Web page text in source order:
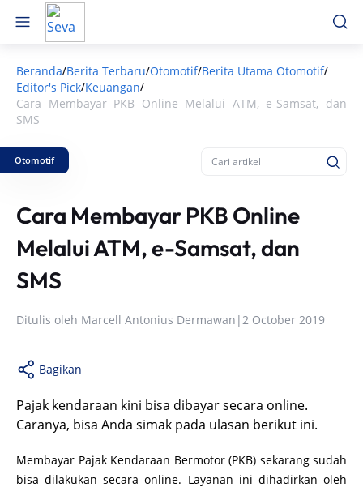
Beranda/Berita Terbaru/Otomotif/Berita Utama Otomotif/
Editor's Pick/Keuangan/
Cara Membayar PKB Online Melalui ATM, e-Samsat, dan
SMS
Otomotif
Cara Membayar PKB Online
Melalui ATM, e-Samsat, dan
SMS
Ditulis oleh Marcell Antonius Dermawan |2 October 2019
Bagikan
Pajak kendaraan kini bisa dibayar secara online.
Caranya, bisa Anda simak pada ulasan berikut ini.
Membayar Pajak Kendaraan Bermotor (PKB) sekarang sudah
bisa dilakukan secara online. Layanan ini dihadirkan oleh